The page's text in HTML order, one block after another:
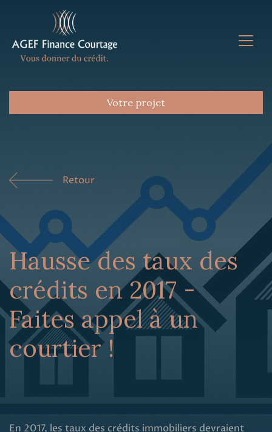
Votre projet
Retour
Hausse des taux des
crédits en 2017 -
Faites appel à un
courtier !
En 2017, les taux des crédits immobiliers devraient